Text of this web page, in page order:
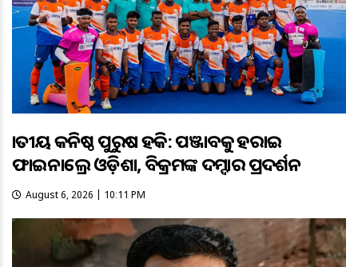
ଜାତୀୟ କନିଷ୍ଠ ପୁରୁଷ ହକି: ପଞ୍ଜାବକୁ ହରାଇ
ଫାଇନାଲ୍ରେ ଓଡ଼ିଶା, ବିକ୍ରମଙ୍କ ଦମ୍ଦାର ପ୍ରଦର୍ଶନ
August 6, 2026 | 10:11 PM